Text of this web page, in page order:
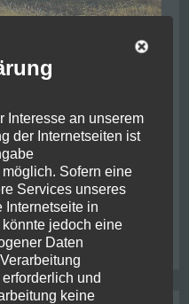
vorbei war
Schlaf. Voll mit
Leave a Commenton
Interesse an unserem
der Internetseiten ist
Sofern eine
Services unseres
Internetseite in
jedoch eine
Daten
und
keine